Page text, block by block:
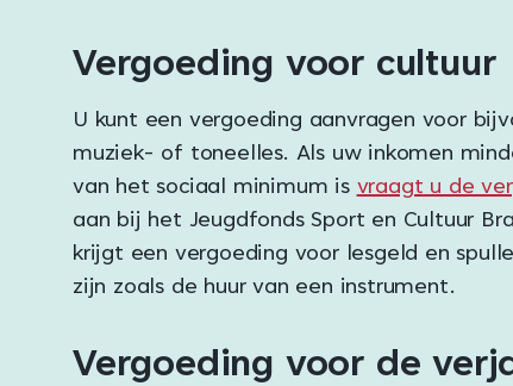
Vergoeding voor cultuur
U kunt een vergoeding aanvragen voor
muziek- of toneelles. Als uw inkomen
van het sociaal minimum is vraagt u de
aan bij het Jeugdfonds Sport en Cultuur
krijgt een vergoeding voor lesgeld en
zijn zoals de huur van een instrument.
Vergoeding voor de